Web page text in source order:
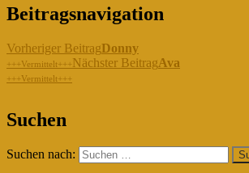
Beitragsnavigation
Vorheriger BeitragDonny
+++Vermittelt+++Nächster BeitragAva
+++Vermittelt+++
"Gemeinsam für die Hunde in
Rumänien!"
Suchen
Suchen nach: